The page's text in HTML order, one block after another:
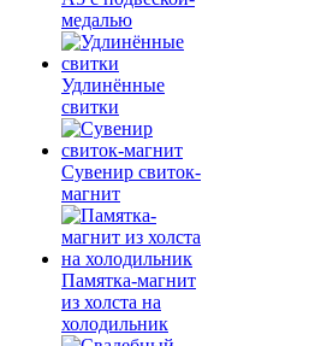
медалью
Удлинённые
свитки
Сувенир свиток-
магнит
Памятка-магнит
из холста на
холодильник